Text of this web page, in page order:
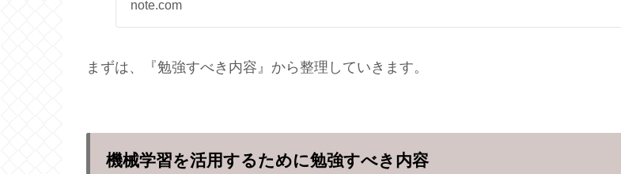
note.com
まずは、『勉強すべき内容』から整理していきます。
機械学習を活用するために勉強すべき内容